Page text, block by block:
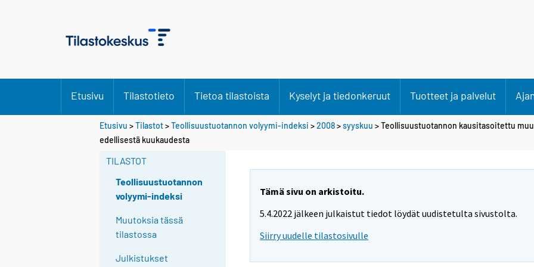
Etusivu Tilastotieto Tietoa tilastoista Kyselyt ja tiedonkeruut Tuotteet ja palvelut
Etusivu >Tilastot>Teollisuustuotannon volyymi-indeksi >2008>syyskuu > Teollisuustuotannon kausitasoitettu
edellisestä kuukaudesta
TILASTOT
Teollisuustuotannon
volyymi-indeksi
Muutoksia tässä
tilastossa
Julkistukset
Tämä sivu on arkistoitu.
5.4.2022 jälkeen julkaistut tiedot löydät uudistetulta sivustolta.
Siirry uudelle tilastosivulle